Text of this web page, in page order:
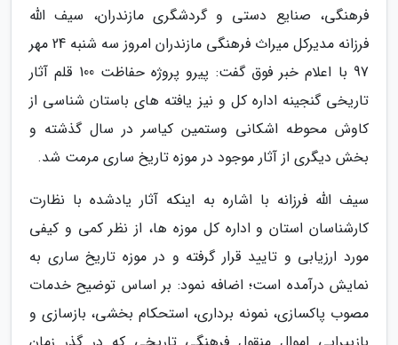
فرهنگی، صنایع دستی و گردشگری مازندران، سیف الله
فرزانه مدیرکل میراث فرهنگی مازندران امروز سه شنبه 24 مهر
97 با اعلام خبر فوق گفت: پیرو پروژه حفاظت 100 قلم آثار
تاریخی گنجینه اداره کل و نیز یافته های باستان شناسی از
کاوش محوطه اشکانی وستمین کیاسر در سال گذشته و
بخش دیگری از آثار موجود در موزه تاریخ ساری مرمت شد.
سیف الله فرزانه با اشاره به اینکه آثار یادشده با نظارت
کارشناسان استان و اداره کل موزه ها، از نظر کمی و کیفی
مورد ارزیابی و تایید قرار گرفته و در موزه تاریخ ساری به
نمایش درآمده است؛ اضافه نمود: بر اساس توضیح خدمات
مصوب پاکسازی، نمونه برداری، استحکام بخشی، بازسازی و